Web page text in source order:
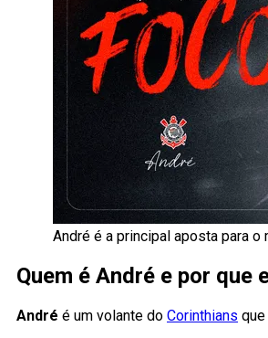
André é a principal aposta para
Quem é André e por
André é um volante do Corinthians